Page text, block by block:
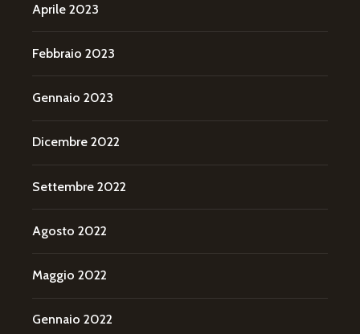
Aprile 2023
Febbraio 2023
Gennaio 2023
Dicembre 2022
Settembre 2022
Agosto 2022
Maggio 2022
Gennaio 2022